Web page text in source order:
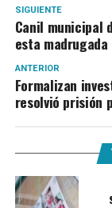
SIGUIENTE
Canil municipal
esta madrugada
ANTERIOR
Formalizan
resolvió prisión